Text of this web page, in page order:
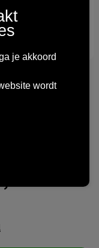
je akkoord
wordt